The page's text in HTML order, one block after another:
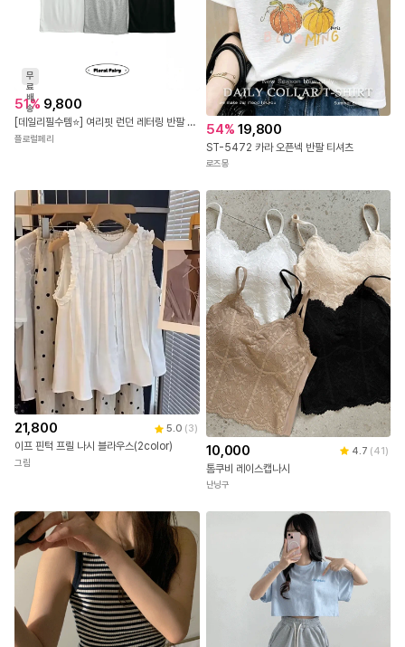
무
료
배
송
51% 9,800
[데일리필수템⭐] 여리핏 런던 레터링 반팔 티셔츠 - 3color 국내제작 봄 여름 가을 데이트 꾸안꾸 캐주얼 유니크 힙 학생 대학생 캠퍼스 여행 수학여행 직장인
플로럴페리
54% 19,800
ST-5472 카라 오픈넥 반팔 티셔츠
로즈몽
21,800 5.0 (3)
이프 핀턱 프릴 나시 블라우스(2color)
그림
10,000 4.7 (41)
톰쿠비 레이스캡나시
난닝구